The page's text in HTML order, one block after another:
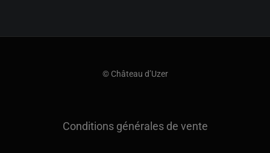
© Château d’Uzer
Conditions générales de vente